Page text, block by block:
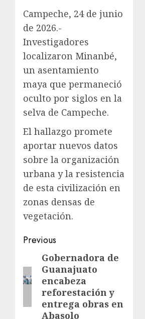
Campeche, 24 de junio
de 2026.-
Investigadores
localizaron Minanbé,
un asentamiento
maya que permaneció
oculto por siglos en la
selva de Campeche.
El hallazgo promete
aportar nuevos datos
sobre la organización
urbana y la resistencia
de esta civilización en
zonas densas de
vegetación.
Previous
Gobernadora de
Guanajuato
encabeza
reforestación y
entrega obras en
Abasolo